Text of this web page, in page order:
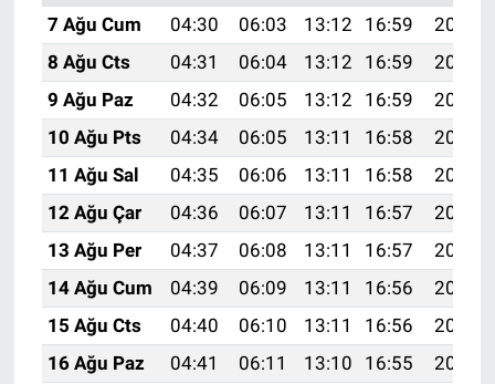
7 Ağu Cum
04:30 06:03 13:12 16:59
20:11
8 Ağu Cts
04:31 06:04 13:12 16:59
20:10
9 Ağu Paz
04:32 06:05 13:12 16:59
20:09
10 Ağu Pts
04:34 06:05 13:11 16:58
20:07
11 Ağu Sal
04:35 06:06 13:11 16:58
20:06
12 Ağu Çar
04:36 06:07 13:11 16:57
20:05
13 Ağu Per
04:37 06:08 13:11 16:57
20:04
14 Ağu Cum
04:39 06:09 13:11 16:56
20:03
15 Ağu Cts
04:40 06:10 13:11 16:56
20:02
16 Ağu Paz
04:41 06:11 13:10 16:55
20:00